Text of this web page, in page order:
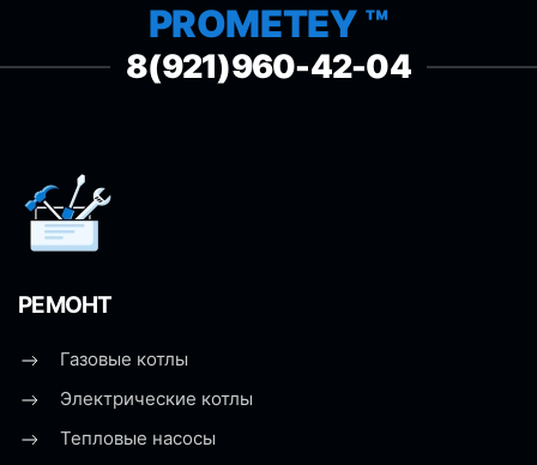
PROMETEY ™
8(921)960-42-04
РЕМОНТ
Газовые котлы
Электрические котлы
Тепловые насосы